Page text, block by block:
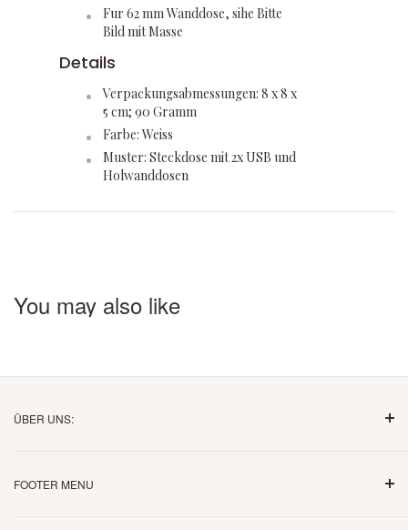
Fur 62 mm Wanddose, sihe Bitte
Bild mit Masse
Details
Verpackungsabmessungen: 8 x 8 x
5 cm; 90 Gramm
Farbe: Weiss
Muster: Steckdose mit 2x USB und
Holwanddosen
You may also like
ÜBER UNS:
Wir sind ein erfahrener Online-Händler seit mehr als 8
FOOTER MENU